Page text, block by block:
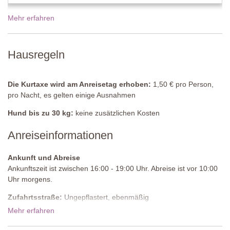
Kleines Wohnzimmer
mit Pavillon, Tisch und Stühle.
Professionell ausgestattet, Edelstahlschränke, dreifach
Großer Essbereich(Frühstück, Mittag- oder Abendessen kann
bestellt werden, die Kosten sind vor Ort zu begleichen), Tisch,
Stühle, Buffettisch, Doppelspülbecken, Flügeltüren zur Terrasse.
Herren-WC
Waschbecken, WC.
Suite
Sofa, Sessel, Beistelltisch.
Mehr erfahren
Hausregeln
Die Kurtaxe wird am Anreisetag erhoben: 1,50 € pro Person,
pro Nacht, es gelten einige Ausnahmen
Hund bis zu 30 kg: keine zusätzlichen Kosten
Anreiseinformationen
Ankunft und Abreise
Ankunftszeit ist zwischen 16:00 - 19:00 Uhr. Abreise ist vor 10:00
Uhr morgens.
Zufahrtsstraße: Ungepflastert, ebenmäßig
Parken:öffentlich, beim Anwesen - 10 unüberdachte Parkplätze
Mehr erfahren